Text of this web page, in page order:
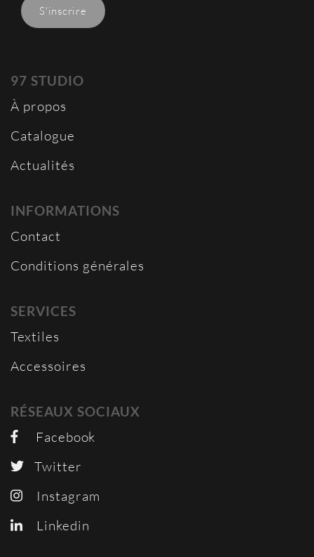
97 STUDIO
À propos
Catalogue
Actualités
INFORMATIONS
Contact
Conditions générales
SERVICES
Textiles
Accessoires
RÉSEAUX SOCIAUX
Facebook
Twitter
Instagram
Linkedin